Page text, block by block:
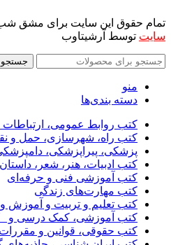
تمام حقوق این سایت برای مشق
سایت توسط آرشیتاوب
جستجو
منو
دسته بندی‌ها
کتب روابط عمومی، ارتباطات و
کتب راه، شهرسازی، حمل و
پزشکی، پیراپزشکی،
کتب ادبیات، هنر، شعر، داستان
کتب آموزشی فنی و حرفه‌ای
کتب مهارت‌های زندگی
کتب تعلیم و تربیت و آموزش
کتب آموزشی، کمک درسی و
کتب حقوقی، قوانین و مقررات